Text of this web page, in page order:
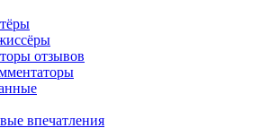
отзывов
впечатления